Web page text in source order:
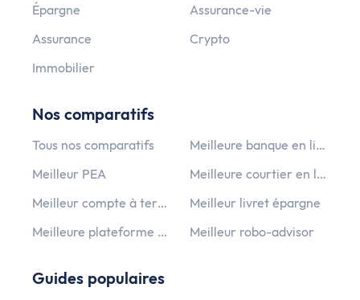
Épargne
Assurance-vie
Assurance
Crypto
Immobilier
Nos comparatifs
Tous nos comparatifs
Meilleure banque en ligne
Meilleur PEA
Meilleure courtier en ligne
Meilleur compte à terme
Meilleur livret épargne
Meilleure plateforme crypto monnaie
Meilleur robo-advisor
Guides populaires